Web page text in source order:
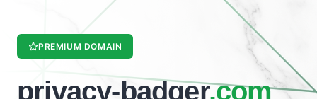
PREMIUM DOMAIN
privacy-badger.com